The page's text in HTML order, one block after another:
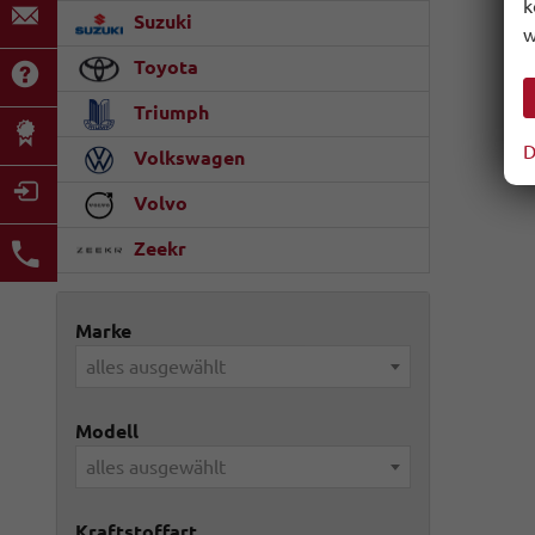
Suzuki
Toyota
Triumph
Volkswagen
Volvo
Zeekr
Marke
alles ausgewählt
Modell
alles ausgewählt